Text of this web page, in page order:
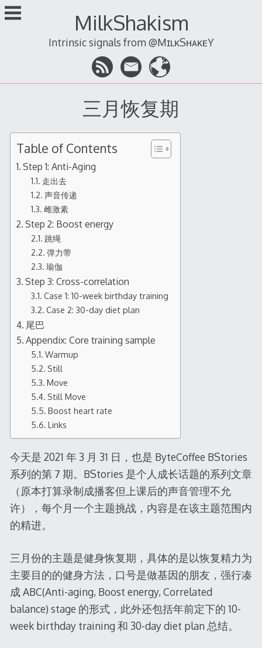
跳
至
MilkShakism
Intrinsic signals from @MɪʟᴋSʜᴀᴋᴇY
三月恢复期
Table of Contents
Step 1: Anti-Aging
走出去
声音传递
雌激素
Step 2: Boost energy
跳绳
弹力带
瑜伽
Step 3: Cross-correlation
Case 1: 10-week birthday training
Case 2: 30-day diet plan
尾巴
Appendix: Core training sample
Warmup
Still
Move
Still Move
Boost heart rate
Links
今天是 2021 年 3 月 31 日，也是 ByteCoffee BStories
系列的第 7 期。BStories 是个人成长话题的系列文章
（原本打算录制成播客但上课后的声音管理不允
许），每个月一个主题挑战，内容是在该主题范围内
的精进。
三月份的主题是健身恢复期，具体的是以恢复精力为
主要目的的健身方法，口号是做基因的朋友，强行凑
成 ABC(Anti-aging, Boost energy, Correlated
balance) stage 的形式，此外还包括年前定下的 10-
week birthday training 和 30-day diet plan 总结。